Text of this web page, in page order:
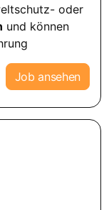
oder
und können
Job ansehen